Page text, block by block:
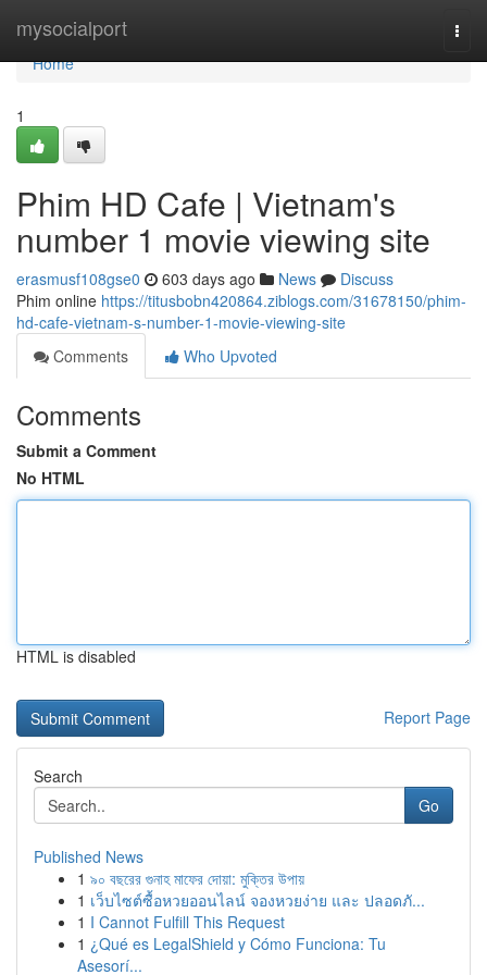
mysocialport
Home
Home
1
Phim HD Cafe | Vietnam's
number 1 movie viewing site
erasmusf108gse0 603 days ago News
Discuss
Phim online https://titusbobn420864.ziblogs.com/31678150/phim-
hd-cafe-vietnam-s-number-1-movie-viewing-site
Comments
Who Upvoted
Comments
Submit a Comment
No HTML
HTML is disabled
Report Page
Search
Go
Published News
1 ৯০ বছরের গুনাহ মাফের দোয়া: মুক্তির উপায়
1 เว็บไซต์ซื้อหวยออนไลน์ จองหวยง่าย และ ปลอดภั...
1 I Cannot Fulfill This Request
1 ¿Qué es LegalShield y Cómo Funciona: Tu
Asesorí...